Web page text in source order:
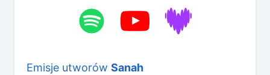
Emisje utworów Sanah